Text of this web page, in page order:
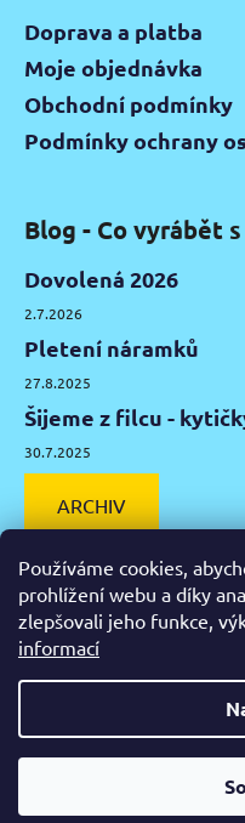
Používáme cookies,
prohlížení webu a díky
zlepšovali jeho funkce,
informací
Od čtvrtka 6.8. do úterý 11.8.
Doprava a platba
Moje objednávka
Obchodní podmínky
Podmínky ochrany
Blog - Co vyrábět
Dovolená 2026
2.7.2026
Pletení náramků
27.8.2025
Šijeme z filcu -
30.7.2025
ARCHIV
Facebook
Zažeň